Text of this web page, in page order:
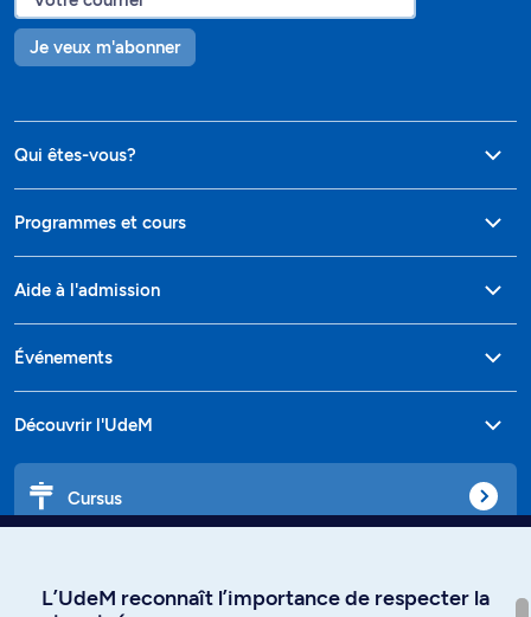
Je veux m'abonner
Qui êtes-vous?
Programmes et cours
Aide à l'admission
Événements
Découvrir l'UdeM
Cursus
L’UdeM reconnaît l’importance de respecter la